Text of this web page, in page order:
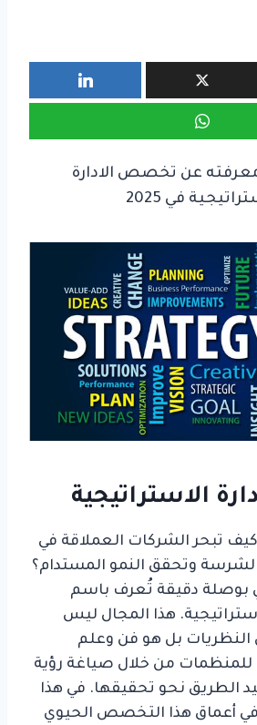
عن تخصص الادارة
في 2025
الاستراتيجية
تبحر الشركات العملاقة في
وتحقق النمو المستدام؟
بوصلة دقيقة تُعرف باسم
هذا المجال ليس
بل هو فن وعلم
من خلال صياغة رؤية
الطريق نحو تحقيقها. في هذا
أعماق هذا التخصص الحيوي